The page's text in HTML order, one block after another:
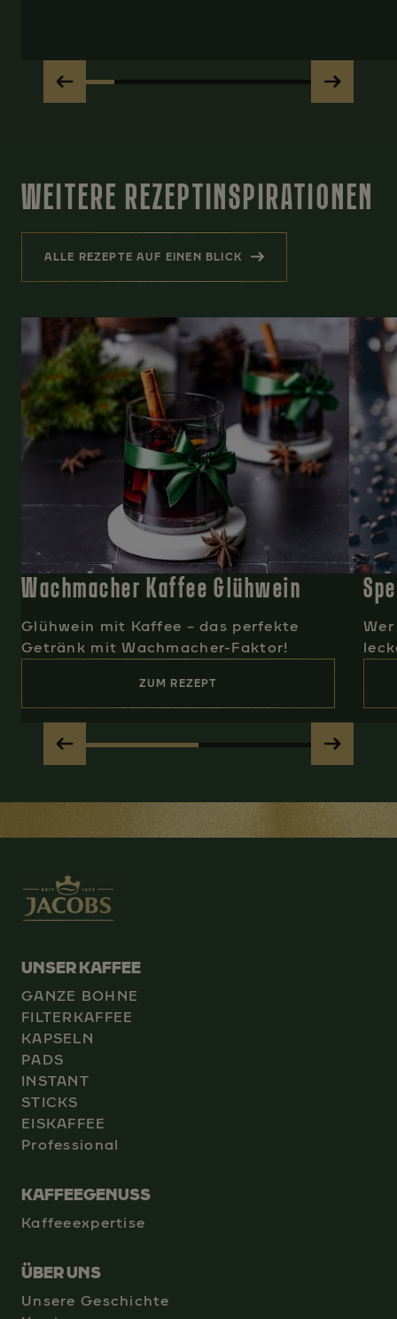
WEITERE REZEPTINSPIRATIONEN
ALLE REZEPTE AUF EINEN BLICK
Wachmacher Kaffee Glühwein
Glühwein mit Kaffee – das perfekte
Getränk mit Wachmacher-Faktor!
ZUM REZEPT
UNSER KAFFEE
GANZE BOHNE
FILTERKAFFEE
KAPSELN
PADS
INSTANT
STICKS
EISKAFFEE
Professional
KAFFEEGENUSS
Kaffeeexpertise
ÜBER UNS
Unsere Geschichte